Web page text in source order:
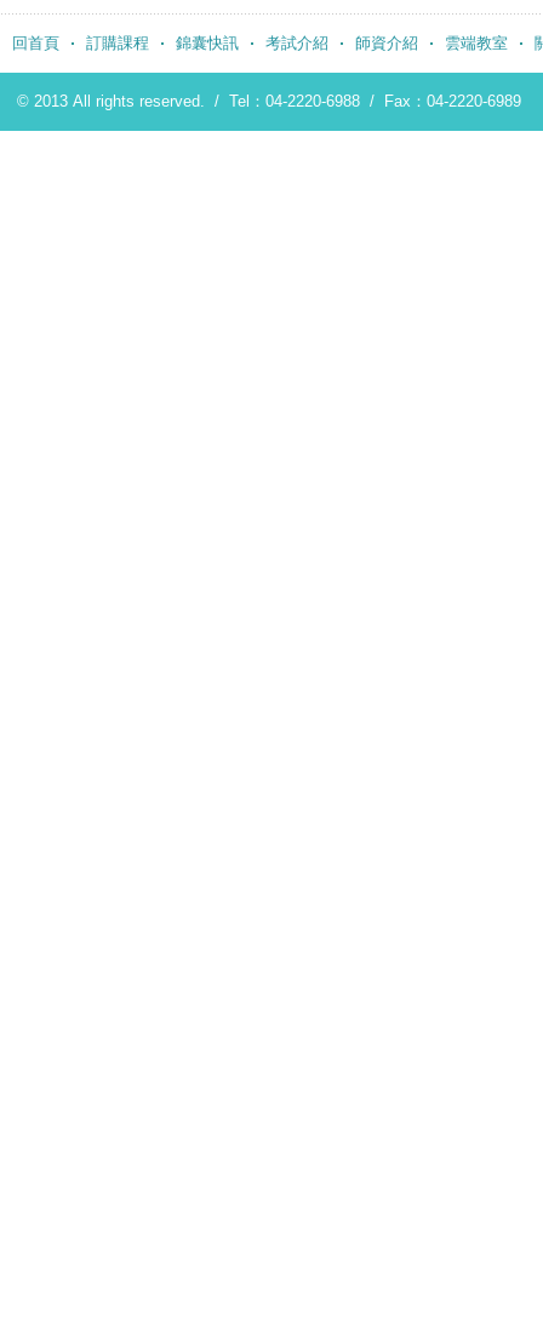
回首頁 訂購課程 錦囊快訊 考試介紹 師資介紹 雲端教室
© 2013 All rights reserved. / Tel：04-2220-6988 / Fax：04-2220-6989